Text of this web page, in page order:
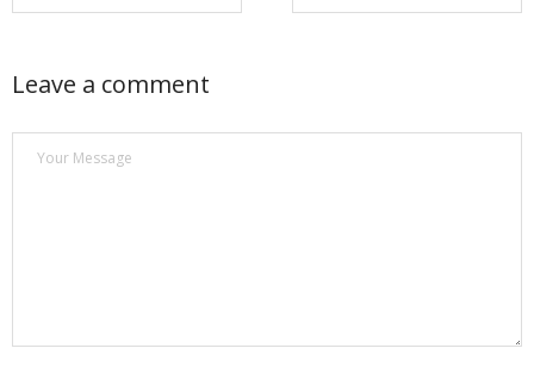
Leave a comment